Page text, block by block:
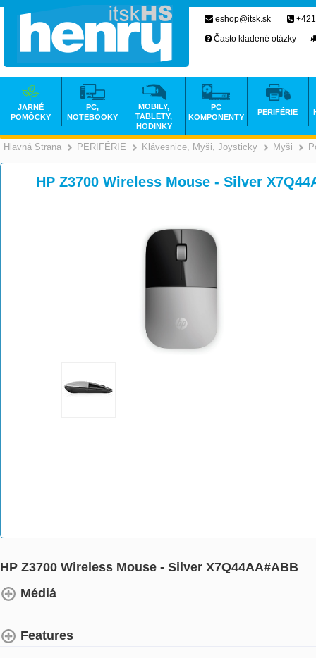
Hlavná Strana >
PERIFÉRIE >
Klávesnice, Myši, Joysticky Myši
HP Z3700 Wireless Mouse - Silver
HP Z3700 Wireless Mouse - Silver X7Q44AA#ABB
Médiá
Features
eshop@itsk.sk
Často kladené otázky
JARNÉ
POMÔCKY
PC,
NOTEBOOKY
MOBILY,
TABLETY,
HODINKY
PC
KOMPONENTY
PERIFÉRIE